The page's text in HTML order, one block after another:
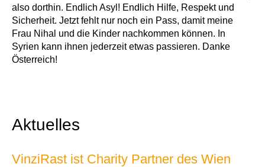
also dorthin. Endlich Asyl! Endlich Hilfe, Respekt und
Sicherheit. Jetzt fehlt nur noch ein Pass, damit meine
Frau Nihal und die Kinder nachkommen können. In
Syrien kann ihnen jederzeit etwas passieren. Danke
Österreich!
Aktuelles
VinziRast ist Charity Partner des Wien